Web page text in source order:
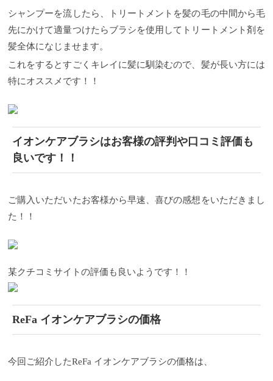
シャンプーを流したら、トリートメントを髪の毛の中間から毛
先にかけて適量つけたらブラシを使用してトリートメント剤を
髪全体になじませます。
これをするとすごくキレイに髪に馴染むので、髪が長い方には
特にオススメです！！
イオンケアブラシはお客様の評判や口コミ評価も
良いです！！
ご購入いただいたお客様から早速、喜びの感想をいただきまし
た！！
某クチコミサイトの評価も良いようです！！
ReFa イオンケアブラシの価格
今回ご紹介したReFa イオンケアブラシの価格は、